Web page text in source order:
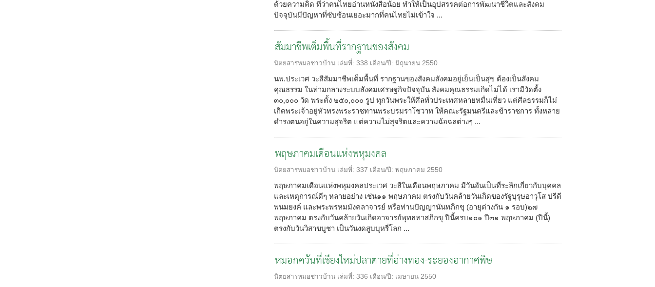
ด้วยความคิด ที่ว่าคนไทยอ่านหนังสือน้อย ทำให้เป็นอุปสรรคต่อการพัฒนาชีวิตและสังคม
ปัจจุบันมีปัญหาที่ซับซ้อนเยอะมากที่คนไทยไม่เข้าใจ ...
สัมมาชีพเต็มพื้นที่รากฐานของสังคม
นิตยสารหมอชาวบ้าน เล่มที่: 338 เดือน/ปี: มิถุนายน 2550
นพ.ประเวศ วะสีสัมมาชีพเต็มพื้นที่ รากฐานของสังคมสังคมอยู่เย็นเป็นสุข ต้องเป็นสังคม
คุณธรรม ในท่ามกลางระบบสังคมเศรษฐกิจปัจจุบัน สังคมคุณธรรมเกิดไม่ได้ เรามีวัดตั้ง
๓๐,๐๐๐ วัด พระตั้ง ๒๕๐,๐๐๐ รูป ทุกวันพระให้ศีลทั่วประเทศหลายหมื่นเที่ยว แต่ศีลธรรมก็ไม่
เกิดพระเจ้าอยู่หัวทรงพระราชทานพระบรมราโชวาท ให้คณะรัฐมนตรีและข้าราชการ ทั้งหลาย
ดำรงตนอยู่ในความสุจริต แต่ความไม่สุจริตและความฉ้อฉลต่างๆ ...
พฤษภาคมเดือนแห่งพหุมงคล
นิตยสารหมอชาวบ้าน เล่มที่: 337 เดือน/ปี: พฤษภาคม 2550
พฤษภาคมเดือนแห่งพหุมงคลประเวศ วะสีในเดือนพฤษภาคม มีวันอันเป็นที่ระลึกเกี่ยวกับบุคคล
และเหตุการณ์ดีๆ หลายอย่าง เช่น๑๑ พฤษภาคม ตรงกับวันคล้ายวันเกิดของรัฐบุรุษอาวุโส ปรีดี
พนมยงค์ และพระพรหมมังคลาจารย์ หรือท่านปัญญานันทภิกขุ (อายุต่างกัน ๑ รอบ)๒๗
พฤษภาคม ตรงกับวันคล้ายวันเกิดอาจารย์พุทธทาสภิกขุ ปีนี้ครบ๑๐๑ ปี๓๑ พฤษภาคม (ปีนี้)
ตรงกับวันวิสาขบูชา เป็นวันงดสูบบุหรี่โลก ...
หมอกควันที่เชียงใหม่ปลาตายที่อ่างทอง-ระยองอากาศพิษ
นิตยสารหมอชาวบ้าน เล่มที่: 336 เดือน/ปี: เมษายน 2550